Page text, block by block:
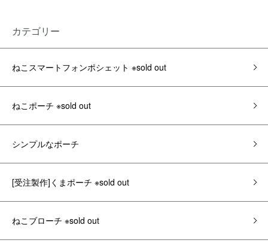
カテゴリー
ねこスマートフォンポシェット ※sold out
ねこポーチ ※sold out
シンプルなポーチ
[受注製作]くまポーチ ※sold out
ねこブローチ ※sold out